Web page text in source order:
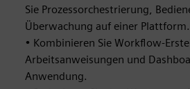
Sie Prozessorchestrierung,
Überwachung auf einer Plattform.
• Kombinieren Sie Workflow-
Arbeitsanweisungen und
Anwendung.